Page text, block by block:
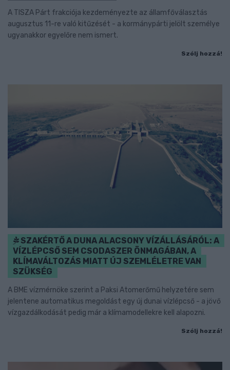
A TISZA Párt frakciója kezdeményezte az államfőválasztás
augusztus 11-re való kitűzését - a kormánypárti jelölt személye
ugyanakkor egyelőre nem ismert.
Szólj hozzá!
SZAKÉRTŐ A DUNA ALACSONY VÍZÁLLÁSÁRÓL: A
VÍZLÉPCSŐ SEM CSODASZER ÖNMAGÁBAN, A
KLÍMAVÁLTOZÁS MIATT ÚJ SZEMLÉLETRE VAN
SZÜKSÉG
A BME vízmérnöke szerint a Paksi Atomerőmű helyzetére sem
jelentene automatikus megoldást egy új dunai vízlépcső - a jövő
vízgazdálkodását pedig már a klímamodellekre kell alapozni.
Szólj hozzá!